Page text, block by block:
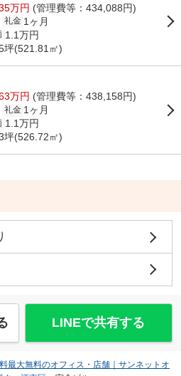
万円 (管理費等：434,088円)
礼金 1ヶ月
1.1万円
坪(521.81㎡)
万円 (管理費等：438,158円)
礼金 1ヶ月
1.1万円
坪(526.72㎡)
LINEで共有する
最大無料のオフィス・店舗｜サンネットオ